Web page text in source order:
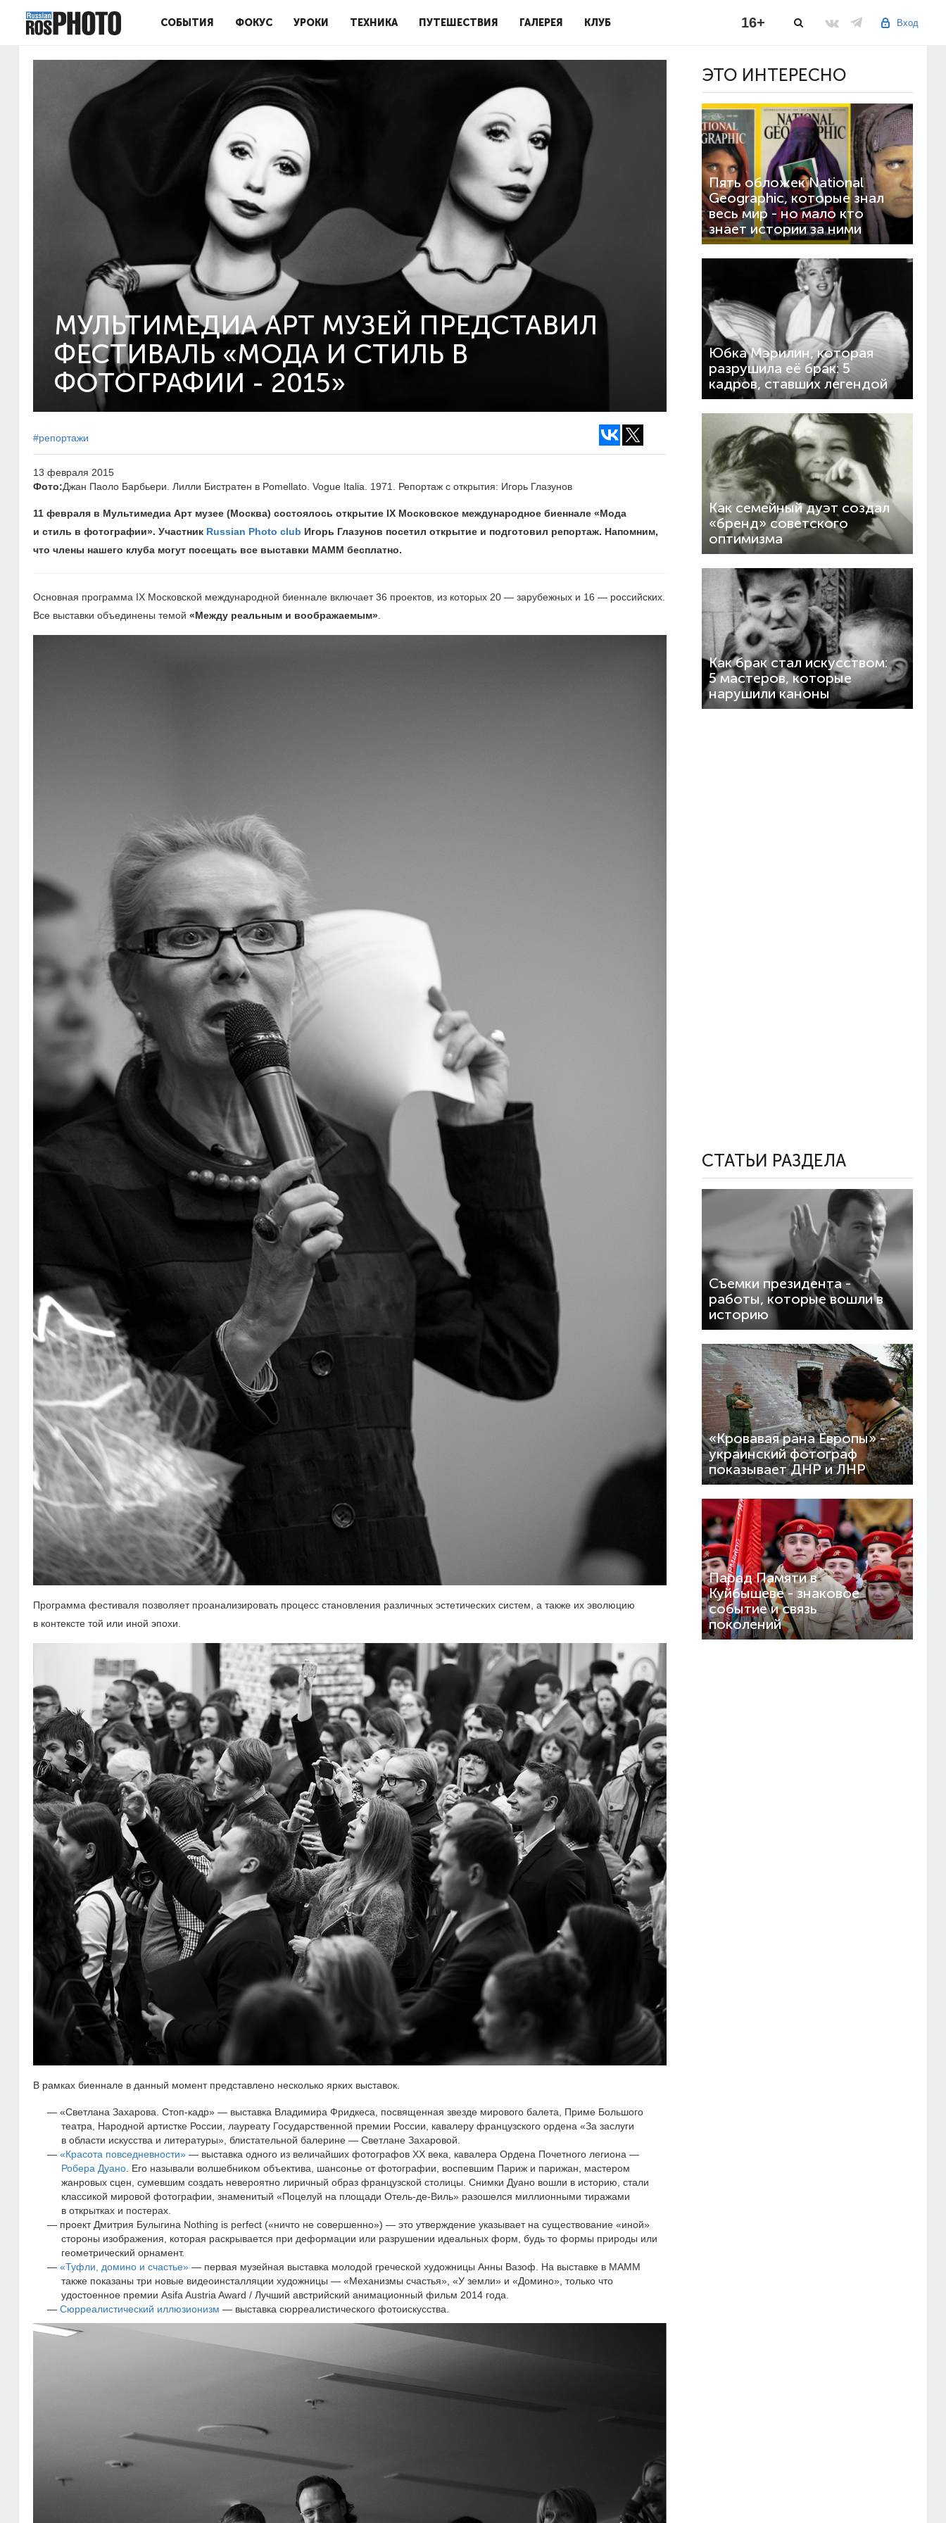
СОБЫТИЯ ФОКУС УРОКИ ТЕХНИКА ПУТЕШЕСТВИЯ ГАЛЕРЕЯ КЛУБ Вход
16+
МУЛЬТИМЕДИА АРТ МУЗЕЙ ПРЕДСТАВИЛ
ФЕСТИВАЛЬ «МОДА И СТИЛЬ В
ФОТОГРАФИИ - 2015»
#репортажи
13 февраля 2015
Фото:Джан Паоло Барбьери. Лилли Бистратен в Pomellato. Vogue Italia. 1971. Репортаж с открытия: Игорь Глазунов
11 февраля в Мультимедиа Арт музее (Москва) состоялось открытие IX Московское международное биеннале «Мода
и стиль в фотографии». Участник Russian Photo club Игорь Глазунов посетил открытие и подготовил репортаж. Напомним,
что члены нашего клуба могут посещать все выставки МАММ бесплатно.
Основная программа IX Московской международной биеннале включает 36 проектов, из которых 20 — зарубежных и 16 — российских.
Все выставки объединены темой «Между реальным и воображаемым»
Программа фестиваля позволяет проанализировать процесс становления различных эстетических систем, а также их эволюцию
в контексте той или иной эпохи.
В рамках биеннале в данный момент представлено несколько ярких выставок.
«Светлана Захарова. Стоп-кадр» — выставка Владимира Фридкеса, посвященная звезде мирового балета, Приме Большого
театра, Народной артистке России, лауреату Государственной премии России, кавалеру французского ордена «За заслуги
в области искусства и литературы», блистательной балерине — Светлане Захаровой.
«Красота повседневности» — выставка одного из величайших фотографов XX века, кавалера Ордена Почетного легиона —
Робера Дуано . Его называли волшебником объектива, шансонье от фотографии, воспевшим Париж и парижан, мастером
жанровых сцен, сумевшим создать невероятно лиричный образ французской столицы. Снимки Дуано вошли в историю, стали
классикой мировой фотографии, знаменитый «Поцелуй на площади Отель-де-Виль» разошелся миллионными тиражами
в открытках и постерах.
проект Дмитрия Булыгина Nothing is perfect («ничто не совершенно») — это утверждение указывает на существование «иной»
стороны изображения, которая раскрывается при деформации или разрушении идеальных форм, будь то формы природы или
геометрический орнамент.
«Туфли, домино и счастье» — первая музейная выставка молодой греческой художницы Анны Вазоф. На выставке в МАММ
также показаны три новые видеоинсталляции художницы — «Механизмы счастья», «У земли» и «Домино», только что
удостоенное премии Asifa Austria Award / Лучший австрийский анимационный фильм 2014 года.
Сюрреалистический иллюзионизм — выставка сюрреалистического фотоискусства.
ЭТО ИНТЕРЕСНО
Пять обложек National
Geographic, которые знал
весь мир - но мало кто
знает истории за ними
Юбка Мэрилин, которая
разрушила её брак: 5
кадров, ставших легендой
Как семейный дуэт создал
«бренд» советского
оптимизма
Как брак стал искусством:
5 мастеров, которые
нарушили каноны
СТАТЬИ РАЗДЕЛА
Съемки президента -
работы, которые вошли в
историю
«Кровавая рана Европы» -
украинский фотограф
показывает ДНР и ЛНР
Парад Памяти в
Куйбышеве - знаковое
событие и связь
поколений